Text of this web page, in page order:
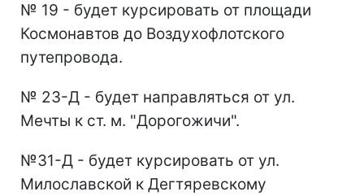
№ 19 - будет курсировать от площади
Космонавтов до Воздухофлотского
путепровода.
№ 23-Д - будет направляться от ул.
Мечты к ст. м. "Дорогожичи".
№31-Д - будет курсировать от ул.
Милославской к Дегтяревскому